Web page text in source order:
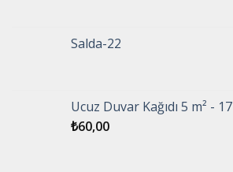
Salda-22
Ucuz Duvar Kağıdı 5 m² - 17
₺60,00